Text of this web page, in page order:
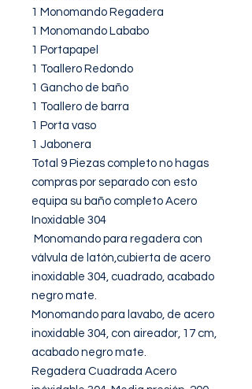
1 Monomando Regadera
1 Monomando Lababo
1 Portapapel
1 Toallero Redondo
1 Gancho de baño
1 Toallero de barra
1 Porta vaso
1 Jabonera
Total 9 Piezas completo no hagas
compras por separado con esto
equipa su baño completo Acero
Inoxidable 304
válvula de latón,cubierta de acero
inoxidable 304, cuadrado, acabado
negro mate.
Monomando para lavabo, de acero
inoxidable 304, con aireador, 17 cm,
acabado negro mate.
Regadera Cuadrada Acero